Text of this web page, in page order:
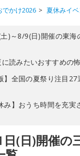
でかけ2026 夏休みイ
)～8/9(日)開催の東海
に読みたいおすすめの
】全国の夏祭り注目
み】おうち時間を充実
(日)開催の